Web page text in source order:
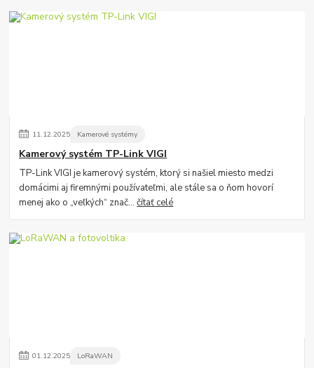
11.12.2025 Kamerové systémy
Kamerový systém TP-Link VIGI
TP-Link VIGI je kamerový systém, ktorý si našiel miesto medzi
domácimi aj firemnými používateľmi, ale stále sa o ňom hovorí
menej ako o „veľkých“ znač...čítať celé
01.12.2025 LoRaWAN